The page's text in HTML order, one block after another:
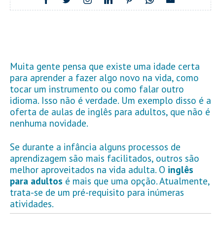
Muita gente pensa que existe uma idade certa
para aprender a fazer algo novo na vida, como
tocar um instrumento ou como falar outro
idioma. Isso não é verdade. Um exemplo disso é a
oferta de aulas de inglês para adultos, que não é
nenhuma novidade.
Se durante a infância alguns processos de
aprendizagem são mais facilitados, outros são
melhor aproveitados na vida adulta. O inglês
para adultos é mais que uma opção. Atualmente,
trata-se de um pré-requisito para inúmeras
atividades.